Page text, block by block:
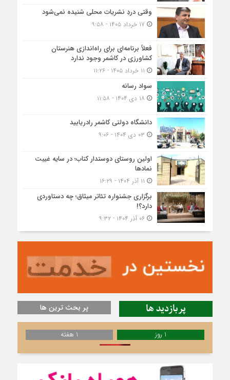
وقتی دردِ نشریات محلی شنیده نمی‌شود
فعلاً برنامه‌ای برای راه‌اندازی هنرستان
کشاورزی در کاشمر وجود ندارد
سواد رسانه
دانشگاه دولتی کاشمر‌ رادریابید
اولین روستای دوستدار کتاب؛ در سایه غیبت
نمادها
برگزاری جشنواره تئاتر میثاق؛ چه دستاوردی
دارد؟!
۰۶ آذر ۱۴۰۴ - ۹:۳۲
پربازدید ها پر بحث ترین ها
1 روز 1 هفته